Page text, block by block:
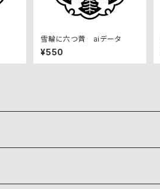
雪輪に六つ薺 aiデータ
¥550